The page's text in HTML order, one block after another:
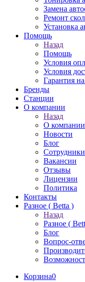
Замена
Ремонт
Установка
Помощь
Назад
Помощь
Условия
Условия
Гарантия
Бренды
Станции
О компании
Назад
О компании
Новости
Блог
Сотрудники
Вакансии
Отзывы
Лицензии
Политика
Контакты
Разное ( Betta )
Назад
Разное (
Блог
Вопрос-
Корзина0